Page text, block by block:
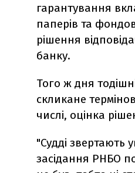
гарантування
паперів та
рішення
банку.
Того ж дня
скликане
числі, оцінка
"Судді звертають
засідання РНБО